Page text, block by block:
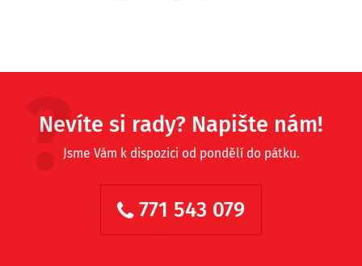
Nevíte si rady? Napište nám!
Jsme Vám k dispozici od pondělí do pátku.
771 543 079